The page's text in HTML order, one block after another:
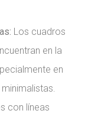
Los cuadros
en la
en
con líneas